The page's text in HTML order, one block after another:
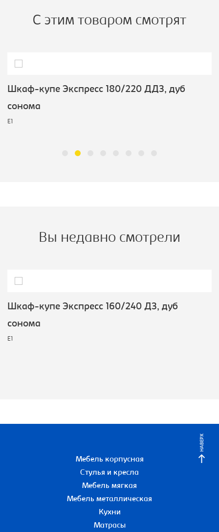
С этим товаром смотрят
Шкаф-купе Экспресс 180/220 ДДЗ, дуб
сонома
E1
Вы недавно смотрели
Шкаф-купе Экспресс 160/240 ДЗ, дуб
сонома
E1
НАВЕРХ
Мебель корпусная
Стулья и кресла
Мебель мягкая
Мебель металлическая
Кухни
Матрасы